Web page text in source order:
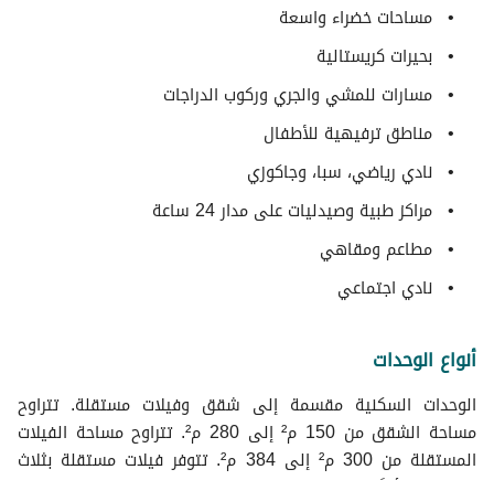
مساحات خضراء واسعة
بحيرات كريستالية
مسارات للمشي والجري وركوب الدراجات
مناطق ترفيهية للأطفال
نادي رياضي، سبا، وجاكوزي
مراكز طبية وصيدليات على مدار 24 ساعة
مطاعم ومقاهي
نادي اجتماعي
أنواع الوحدات
الوحدات السكنية مقسمة إلى شقق وفيلات مستقلة. تتراوح
مساحة الشقق من 150 م² إلى 280 م². تتراوح مساحة الفيلات
المستقلة من 300 م² إلى 384 م². تتوفر فيلات مستقلة بثلاث